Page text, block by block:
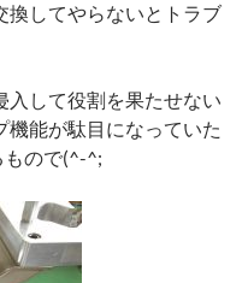
換してやらないとトラブ
入して役割を果たせない
能が駄目になっていた
もので(^-^;